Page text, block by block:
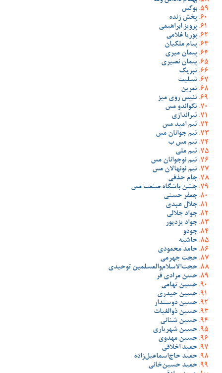
بوکس
پخش زنده
پرویز ابراهیمی
پوریا غلامی
پیام ملکیان
پیمان میری
پیمان نصیری
تبریک
تسلیت
تمرین
تنیس روی میز
تکواندو مس
تیراندازی
تیم امید مس
تیم جوانان مس
تیم مس ب
تیم ملی
تیم نوجوانان مس
تیم نونهالان مس
جام حذفی
جشن باشگاه صنعت مس
جعفر حسنی
جلال عبدی
جواد جلالی
جواد یزدپور
جودو
حاشیه
حامد محمودی
حجت جهرمی
حجت‌الاسلام‌والمسلمین توحیدی
حسن مرادی فر
حسین تهامی
حسین حیدری
حسین دوستدار
حسین ذوالغیاث
حسین شنانی
حسین شهریاری
حسین مهدوی
حمید اخلاقی
حمید حاج‌اسماعیل‌زاده
حمید حسین‌خانی